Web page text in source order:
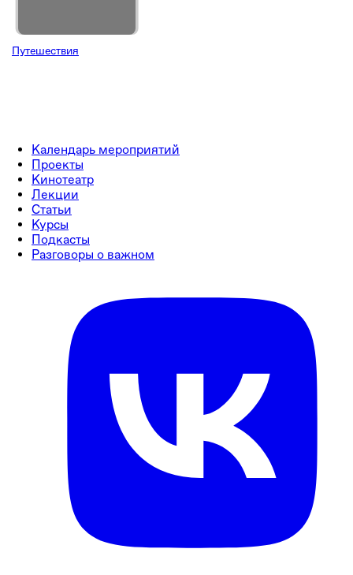
Путешествия
Календарь мероприятий
Проекты
Кинотеатр
Лекции
Статьи
Курсы
Подкасты
Разговоры о важном